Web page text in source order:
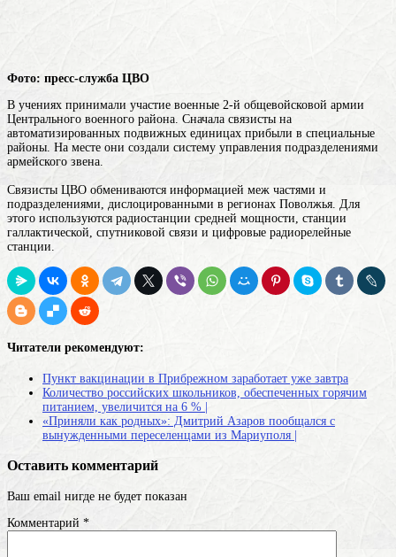
Фото: пресс-служба ЦВО
В учениях принимали участие военные 2-й общевойсковой армии
Центрального военного района. Сначала связисты на
автоматизированных подвижных единицах прибыли в специальные
районы. На месте они создали систему управления подразделениями
армейского звена.
Связисты ЦВО обмениваются информацией меж частями и
подразделениями, дислоцированными в регионах Поволжья. Для
этого используются радиостанции средней мощности, станции
галлактической, спутниковой связи и цифровые радиорелейные
станции.
Читатели рекомендуют:
Пункт вакцинации в Прибрежном заработает уже завтра
Количество российских школьников, обеспеченных горячим
питанием, увеличится на 6 % |
«Приняли как родных»: Дмитрий Азаров пообщался с
вынужденными переселенцами из Мариуполя |
Оставить комментарий
Ваш email нигде не будет показан
Комментарий *